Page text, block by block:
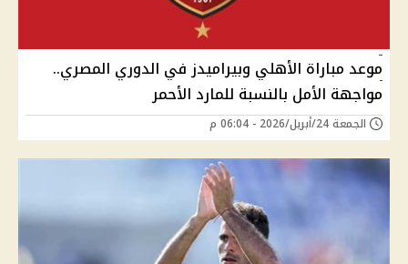
موعد مباراة الأهلي وبيراميدز في الدوري المصري..
مواجهة الأمل بالنسبة للمارد الأحمر
الجمعة 24/أبريل/2026 - 06:04 م